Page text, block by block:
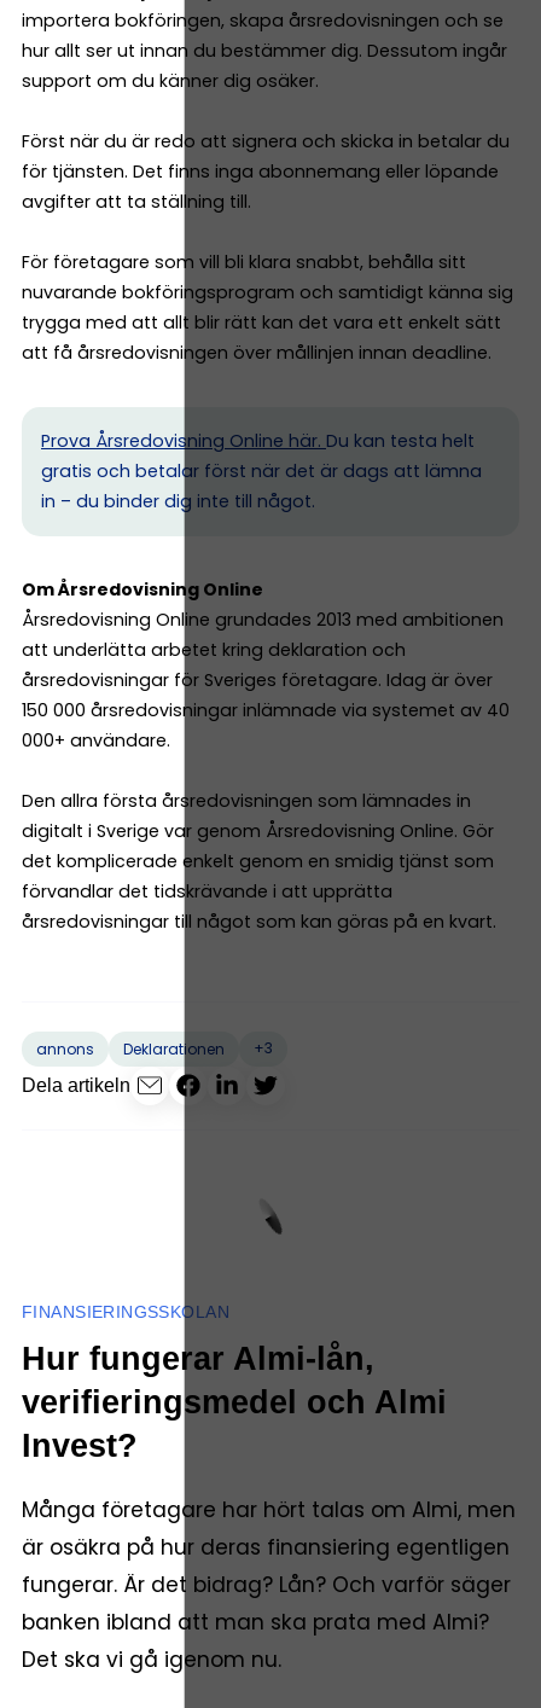
importera bokföringen, skapa årsredovisningen och se
hur allt ser ut innan du bestämmer dig. Dessutom ingår
support om du känner dig osäker.
Först när du är redo att signera och skicka in betalar du
för tjänsten. Det finns inga abonnemang eller löpande
avgifter att ta ställning till.
För företagare som vill bli klara snabbt, behålla sitt
nuvarande bokföringsprogram och samtidigt känna sig
trygga med att allt blir rätt kan det vara ett enkelt sätt
att få årsredovisningen över mållinjen innan deadline.
Prova Årsredovisning Online här. Du kan testa helt
gratis och betalar först när det är dags att lämna
in – du binder dig inte till något.
Om Årsredovisning Online
Årsredovisning Online grundades 2013 med ambitionen
att underlätta arbetet kring deklaration och
årsredovisningar för Sveriges företagare. Idag är över
150 000 årsredovisningar inlämnade via systemet av 40
000+ användare.
Den allra första årsredovisningen som lämnades in
digitalt i Sverige var genom Årsredovisning Online. Gör
det komplicerade enkelt genom en smidig tjänst som
förvandlar det tidskrävande i att upprätta
årsredovisningar till något som kan göras på en kvart.
annons Deklarationen
+3
Dela artikeln
FINANSIERINGSSKOLAN
Hur fungerar Almi-lån,
verifieringsmedel och Almi
Invest?
Många företagare har hört talas om Almi, men
är osäkra på hur deras finansiering egentligen
fungerar. Är det bidrag? Lån? Och varför säger
banken ibland att man ska prata med Almi?
Det ska vi gå igenom nu.